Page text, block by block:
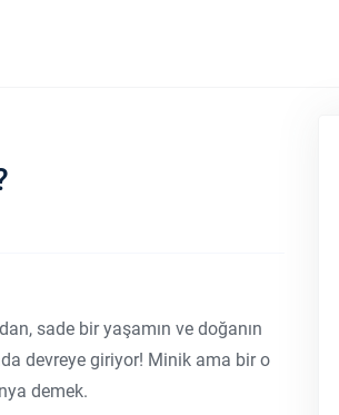
sade bir yaşamın ve doğanın
devreye giriyor! Minik ama bir o
demek.